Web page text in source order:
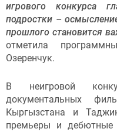
игрового конкурса
подростки –
прошлого становится
отметила
Озеренчук.
В неигровой
документальных
Кыргызстана и
премьеры и